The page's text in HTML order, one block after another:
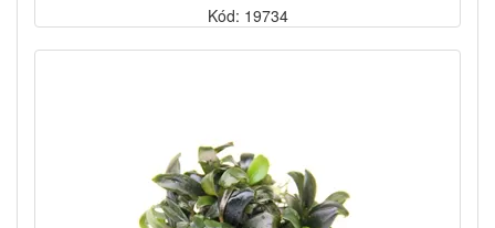
Kód: 19734